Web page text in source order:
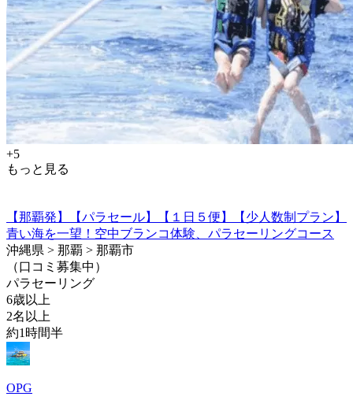
+5
もっと見る
【那覇発】【パラセール】【１日５便】【少人数制プラン】
青い海を一望！空中ブランコ体験、パラセーリングコース
沖縄県 > 那覇 > 那覇市
（口コミ募集中）
パラセーリング
6歳以上
2名以上
約1時間半
OPG